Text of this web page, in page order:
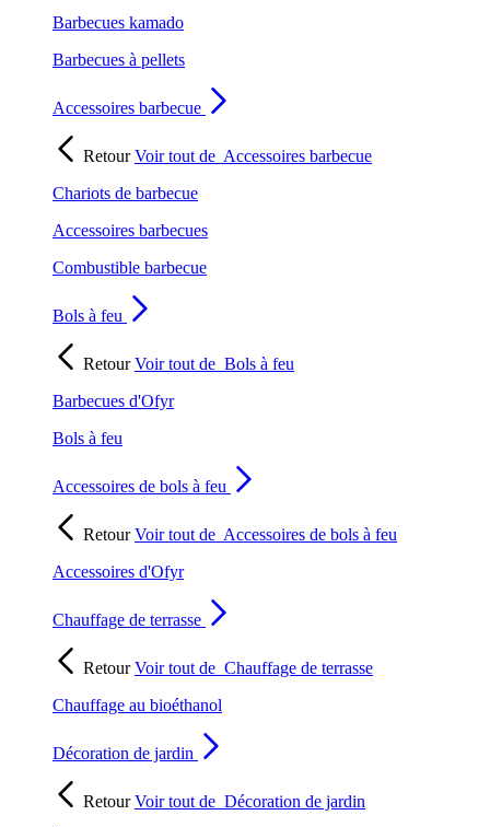
Barbecues kamado
Barbecues à pellets
Accessoires barbecue
RetourVoir tout de Accessoires barbecue
Chariots de barbecue
Accessoires barbecues
Combustible barbecue
Bols à feu
RetourVoir tout de Bols à feu
Barbecues d'Ofyr
Bols à feu
Accessoires de bols à feu
RetourVoir tout de Accessoires de bols à feu
Accessoires d'Ofyr
Chauffage de terrasse
RetourVoir tout de Chauffage de terrasse
Chauffage au bioéthanol
Décoration de jardin
RetourVoir tout de Décoration de jardin